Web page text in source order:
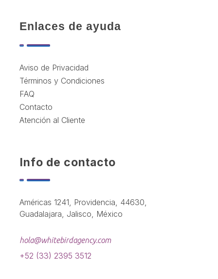
Enlaces de ayuda
Aviso de Privacidad
Términos y Condiciones
FAQ
Contacto
Atención al Cliente
Info de contacto
Américas 1241, Providencia, 44630,
Guadalajara, Jalisco, México
hola@whitebirdagency.com
+52 (33) 2395 3512